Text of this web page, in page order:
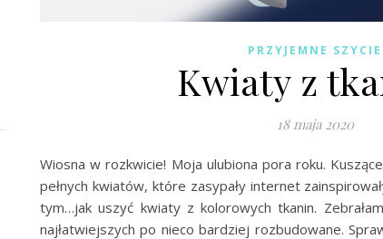
PRZYJEMNE SZYCIE
Kwiaty z
18 maja 2020
Wiosna w rozkwicie! Moja ulubiona pora roku.
pełnych kwiatów, które zasypały internet
tym…jak uszyć kwiaty z kolorowych tkanin.
najłatwiejszych po nieco bardziej rozbudowane.